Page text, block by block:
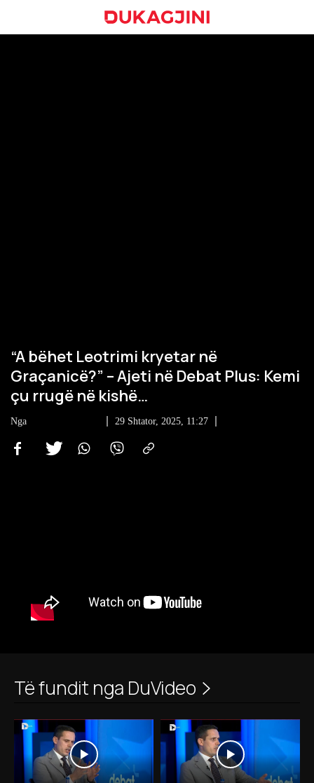
“A bëhet Leotrimi kryetar në
Graçanicë?” – Ajeti në Debat Plus: Kemi
çu rrugë në kishë…
Nga 29 Shtator, 2025, 11:27
Të fundit nga DuVideo